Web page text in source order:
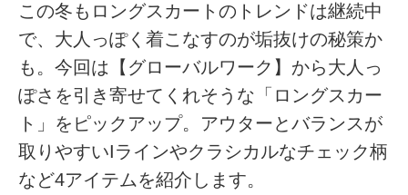
この冬もロングスカートのトレンドは継続中
で、大人っぽく着こなすのが垢抜けの秘策か
も。今回は【グローバルワーク】から大人っ
ぽさを引き寄せてくれそうな「ロングスカー
ト」をピックアップ。アウターとバランスが
取りやすいIラインやクラシカルなチェック柄
など4アイテムを紹介します。